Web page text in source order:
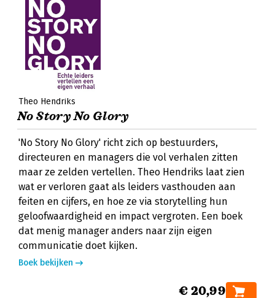
Theo Hendriks
No Story No Glory
'No Story No Glory' richt zich op bestuurders,
directeuren en managers die vol verhalen zitten
maar ze zelden vertellen. Theo Hendriks laat zien
wat er verloren gaat als leiders vasthouden aan
feiten en cijfers, en hoe ze via storytelling hun
geloofwaardigheid en impact vergroten. Een boek
dat menig manager anders naar zijn eigen
communicatie doet kijken.
Boek bekijken
€ 20,99